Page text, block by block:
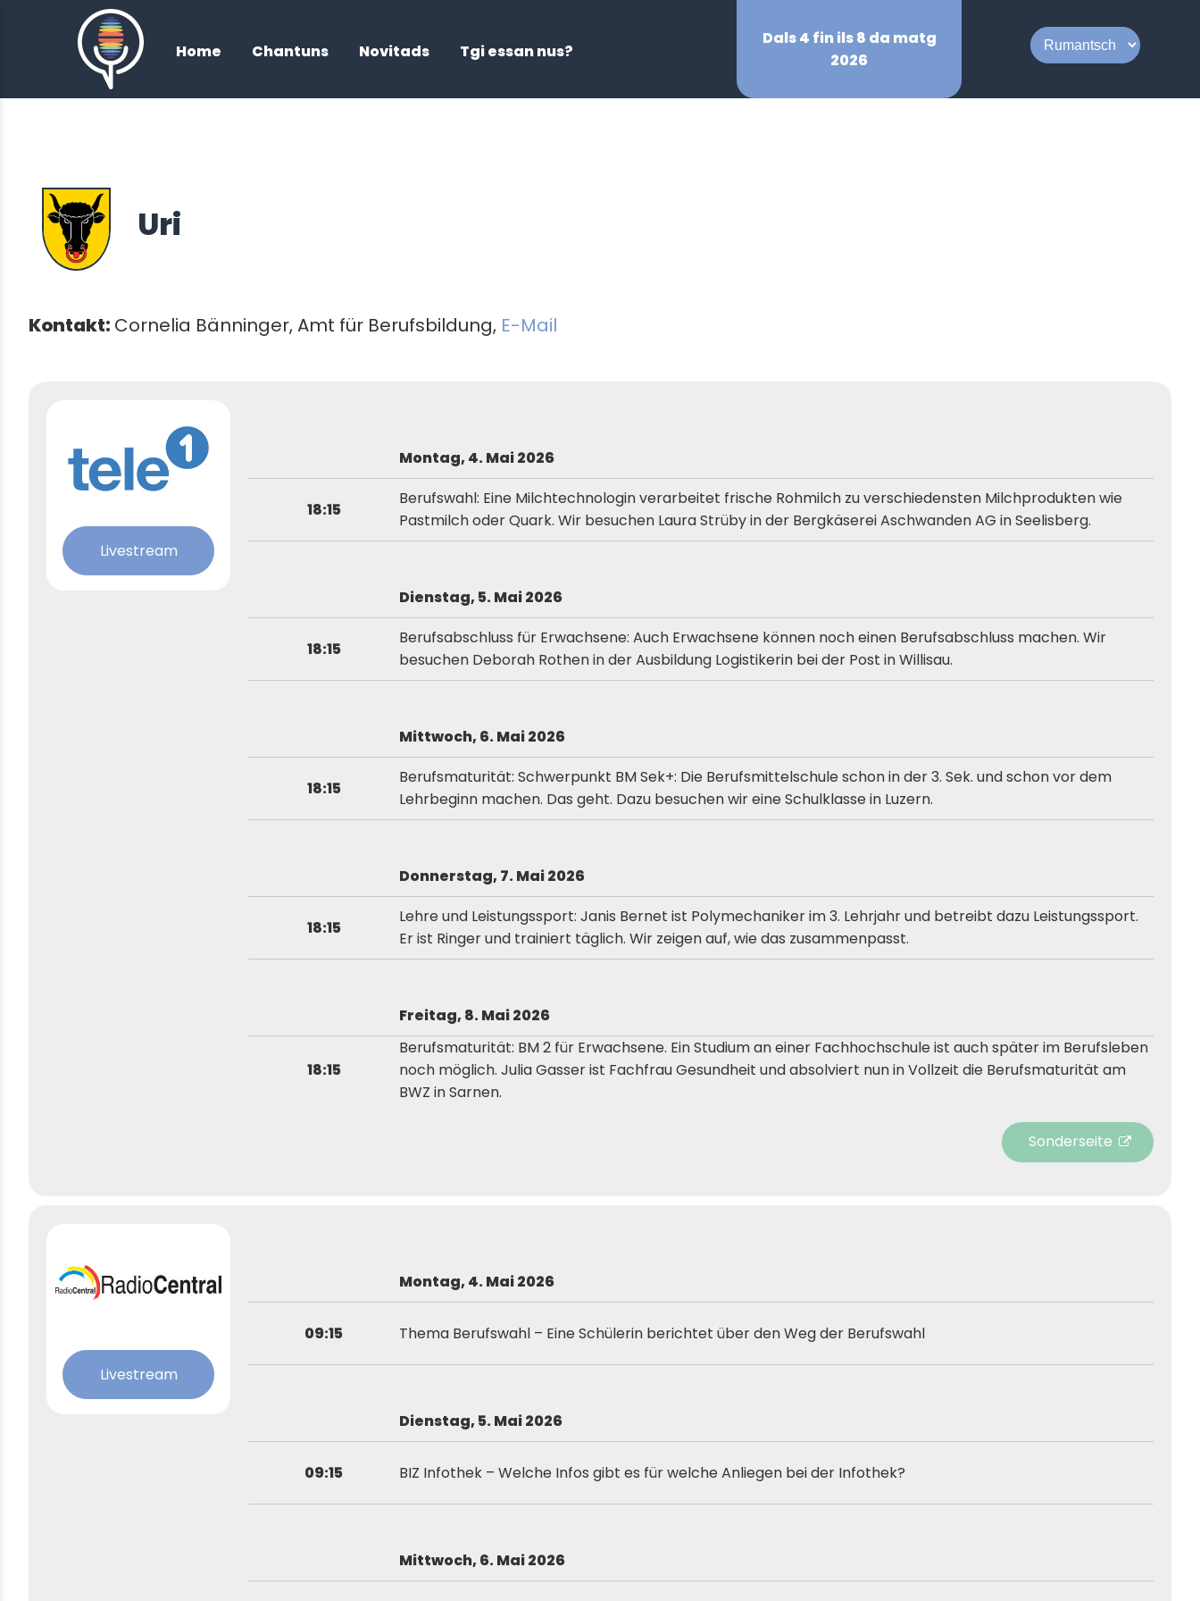
/
Home
Chantuns Novitads Tgi essan nus?
Dals 4 fin ils 8 da matg
2026
Uri
Kontakt: Cornelia Bänninger, Amt für Berufsbildung, E-Mail
Livestream
Montag, 4. Mai 2026
18:15
Berufswahl: Eine Milchtechnologin verarbeitet frische Rohmilch zu verschiedensten Milchprodukten wie
Pastmilch oder Quark. Wir besuchen Laura Strüby in der Bergkäserei Aschwanden AG in Seelisberg.
Dienstag, 5. Mai 2026
18:15
Berufsabschluss für Erwachsene: Auch Erwachsene können noch einen Berufsabschluss machen. Wir
besuchen Deborah Rothen in der Ausbildung Logistikerin bei der Post in Willisau.
Mittwoch, 6. Mai2026
18:15
Berufsmaturität: Schwerpunkt BM Sek+: Die Berufsmittelschule schon in der 3. Sek. und schon vor dem
Lehrbeginn machen. Das geht. Dazu besuchen wir eine Schulklasse in Luzern.
Donnerstag, 7. Mai2026
18:15
Lehre und Leistungssport: Janis Bernet ist Polymechaniker im 3. Lehrjahr und betreibt dazu Leistungssport.
Er ist Ringer und trainiert täglich. Wir zeigen auf, wie das zusammenpasst.
Freitag, 8. Mai 2026
18:15
Berufsmaturität: BM 2 für Erwachsene. Ein Studium an einer Fachhochschule ist auch später im Berufsleben
noch möglich. Julia Gasser ist Fachfrau Gesundheit und absolviert nun in Vollzeit die Berufsmaturität am
BWZ in Sarnen.
https://www.tele1.ch/
Livestream
Montag, 4. Mai 2026
09:15 Thema Berufswahl – Eine Schülerin berichtet über den Weg der Berufswahl
Dienstag, 5. Mai 2026
09:15 BIZ Infothek – Welche Infos gibt es für welche Anliegen bei der Infothek?
Mittwoch, 6. Mai2026